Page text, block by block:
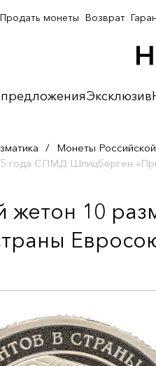
Эксклюзив
Продать монеты Возврат
/ Монеты
года СПМД Шпицберген
10